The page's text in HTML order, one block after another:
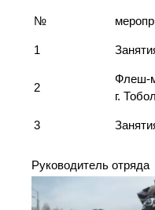
№
1
2
Флеш-
г.
3
Руководитель